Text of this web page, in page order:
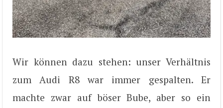
Wir können dazu stehen: unser Verhältnis
zum Audi R8 war immer gespalten. Er
machte zwar auf böser Bube, aber so ein